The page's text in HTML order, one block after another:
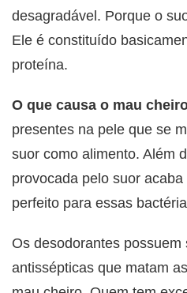
desagradável. Porque o
Ele é constituído
proteína.
O que causa o mau
presentes na pele que se
suor como alimento. Além
provocada pelo suor
perfeito para essas
Os desodorantes possuem
antissépticas que matam